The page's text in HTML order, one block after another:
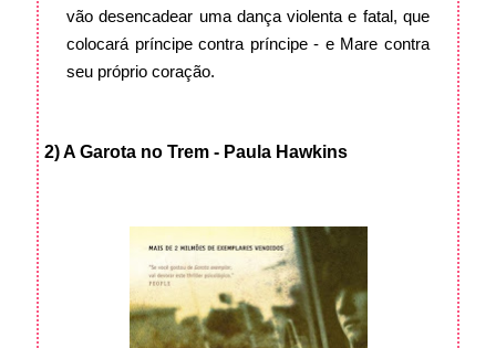
vão desencadear uma dança violenta e fatal, que
colocará príncipe contra príncipe - e Mare contra
seu próprio coração.
2) A Garota no Trem - Paula Hawkins